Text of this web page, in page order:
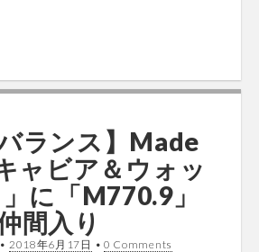
バランス】Made
ャビア＆ウォッ
に「M770.9」
間入り
• 2018年6月17日 • 0 Comments